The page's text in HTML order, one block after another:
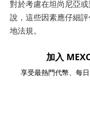
對於考慮在坦尚尼亞
說，這些因素應仔細
地法規。
加入
享受最熱門代幣、每